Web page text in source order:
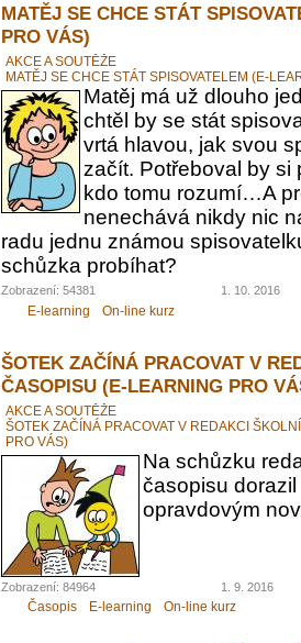
MATĚJ SE CHCE STÁT
PRO VÁS)
AKCE A SOUTĚŽE
MATĚJ SE CHCE STÁT SPISOVATELEM (E-
Matěj má už dlouho
chtěl by se stát
vrtá hlavou, jak svou
začít. Potřeboval by si
kdo tomu rozumí…A
nenechává nikdy nic
radu jednu známou
schůzka probíhat?
Zobrazení: 54381 1. 10. 2016
E-learning On-line kurz
ŠOTEK ZAČÍNÁ PRACOVAT V
ČASOPISU (E-LEARNING PRO
AKCE A SOUTĚŽE
ŠOTEK ZAČÍNÁ PRACOVAT V REDAKCI
PRO VÁS)
Na schůzku
časopisu
opravdovým
Zobrazení: 84964 1. 9. 2016
Časopis E-learning On-line kurz